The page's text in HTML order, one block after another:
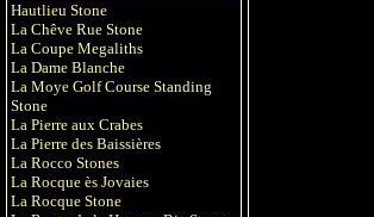
Hautlieu Stone
La Chêve Rue Stone
La Coupe Megaliths
La Dame Blanche
La Moye Golf Course Standing
Stone
La Pierre aux Crabes
La Pierre des Baissières
La Rocco Stones
La Rocque ès Jovaies
La Rocque Stone